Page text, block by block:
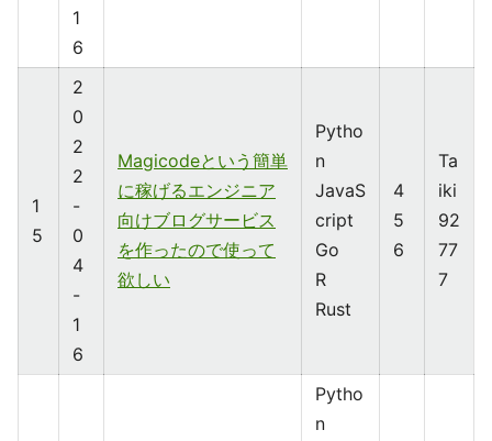
1
6
1
5
2
0
2
2
-
0
4
-
1
6
Magicodeという簡単
に稼げるエンジニア
向けブログサービス
を作ったので使って
欲しい
Pytho
n
JavaS
cript
Go
R
Rust
4
5
6
Ta
iki
92
77
7
Pytho
n